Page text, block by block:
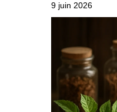
9 juin 2026